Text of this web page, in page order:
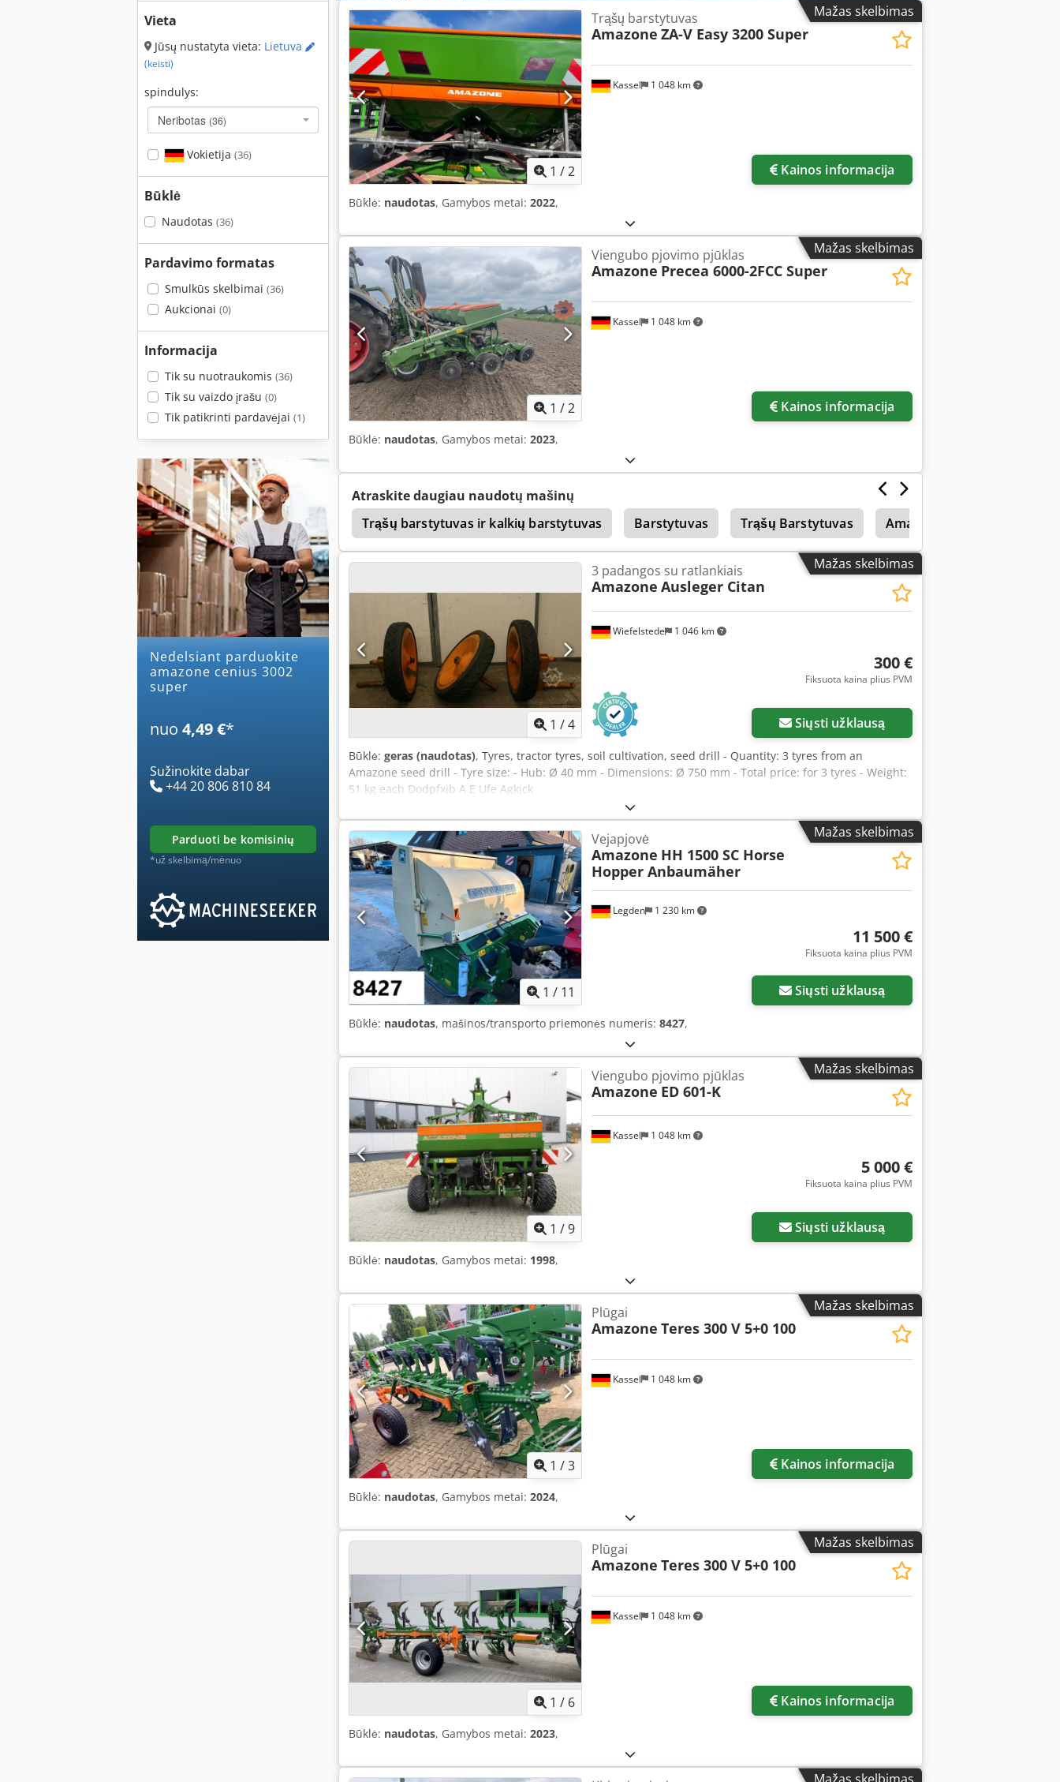
Vieta
Jūsų nustatyta vieta: Lietuva
(keisti)
spindulys:
Neribotas (36)
Vokietija (36)
Būklė
Naudotas (36)
Pardavimo formatas
Smulkūs skelbimai (36)
Aukcionai (0)
Informacija
Tik su nuotraukomis (36)
Tik su vaizdo įrašu (0)
Tik patikrinti pardavėjai (1)
Nedelsiant parduokite
amazone cenius 3002
super
nuo 4,49 €*
Sužinokite dabar
+44 20 806 810 84
parduoti be komisinių
*už skelbimą/mėnuo
Mažas skelbimas
1 /2
Kassel 1 048 km
Trąšų barstytuvas
Amazone ZA-V Easy 3200 Super
Kainos informacija
Būklė: naudotas, Gamybos metai: 2022,
Mažas skelbimas
1 /2
Kassel 1 048 km
Viengubo pjovimo pjūklas
Amazone Precea 6000-2FCC Super
Kainos informacija
Būklė: naudotas, Gamybos metai: 2023,
Atraskite daugiau naudotų mašinų
Trąšų barstytuvas ir kalkių barstytuvas
Barstytuvas Trąšų Barstytuvas Amazone Uf 1501
Plūgas Kartus Sniego Plūgas
Mažas skelbimas
1 /4
Wiefelstede 1 046 km
3 padangos su ratlankiais
Amazone Ausleger Citan
300 €
Fiksuota kaina plius PVM
Siųsti užklausą
Būklė: geras (naudotas), Tyres, tractor tyres, soil cultivation, seed drill - Quantity: 3 tyres from an
Amazone seed drill - Tyre size: - Hub: Ø 40 mm - Dimensions: Ø 750 mm - Total price: for 3 tyres - Weight:
51 kg each Dodpfxjb A E Ufe Agkjck
Mažas skelbimas
1 / 11
Legden 1 230 km
Vejapjovė
Amazone HH 1500 SC Horse
Hopper Anbaumäher
11 500 €
Fiksuota kaina plius PVM
Siųsti užklausą
Būklė: naudotas, mašinos/transporto priemonės numeris: 8427,
Mažas skelbimas
1 /9
Kassel 1 048 km
Viengubo pjovimo pjūklas
Amazone ED 601-K
5 000 €
Fiksuota kaina plius PVM
Siųsti užklausą
Būklė: naudotas, Gamybos metai: 1998,
Mažas skelbimas
1 /3
Kassel 1 048 km
Plūgai
Amazone Teres 300 V 5+0 100
Kainos informacija
Būklė: naudotas, Gamybos metai: 2024,
Mažas skelbimas
1 / 6
Kassel 1 048 km
Plūgai
Amazone Teres 300 V 5+0 100
Kainos informacija
Būklė: naudotas, Gamybos metai: 2023,